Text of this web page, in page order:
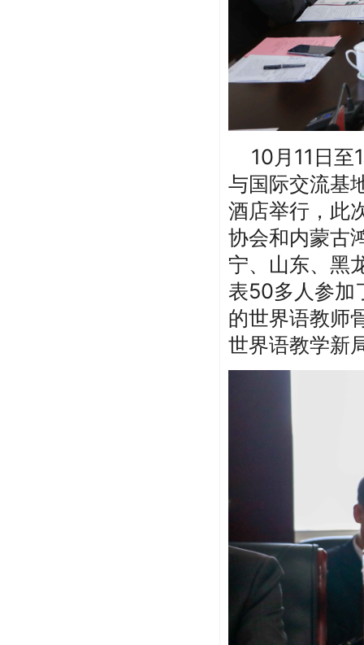
10月11日至
与国际交流基
酒店举行，此
协会和内蒙古
宁、山东、黑
表50多人参加
的世界语教师
世界语教学新